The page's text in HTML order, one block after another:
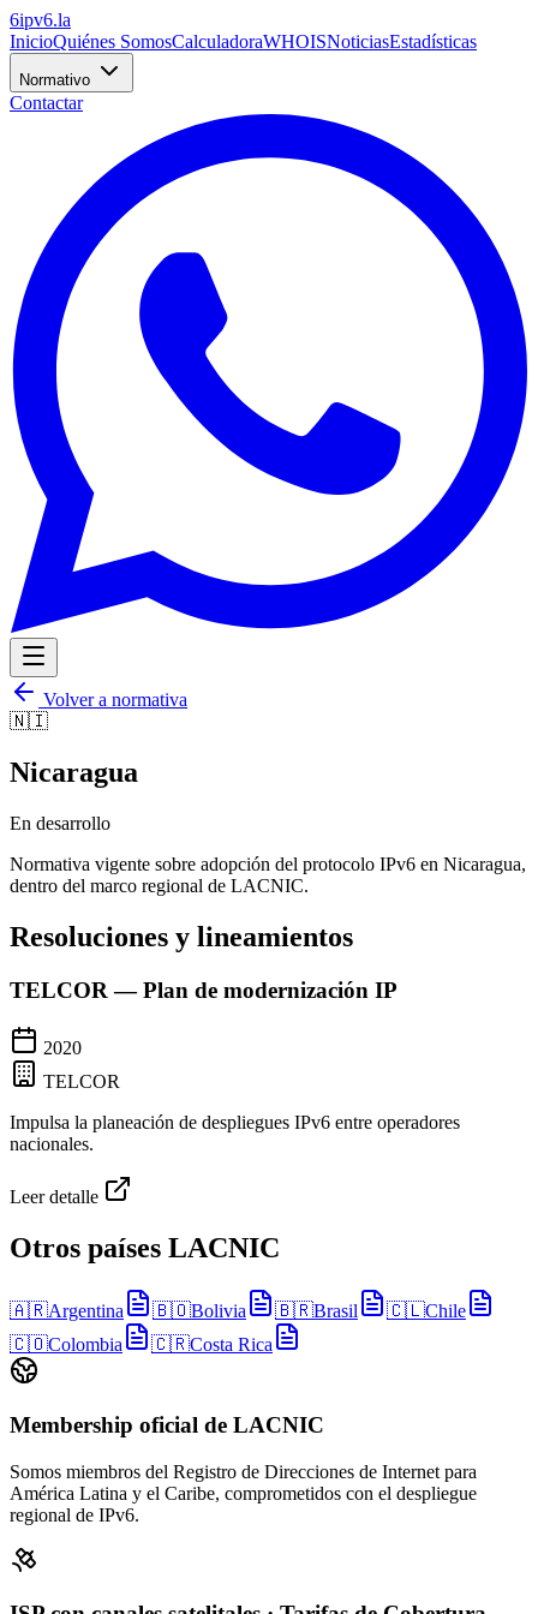
6ipv6.la
InicioQuiénes SomosCalculadoraWHOISNoticiasEstadísticas
Normativo
Contactar
Volver a normativa
🇳🇮
Nicaragua
En desarrollo
Normativa vigente sobre adopción del protocolo IPv6 en Nicaragua,
dentro del marco regional de LACNIC.
Resoluciones y lineamientos
TELCOR — Plan de modernización IP
2020
TELCOR
Impulsa la planeación de despliegues IPv6 entre operadores
nacionales.
Leer detalle
Otros países LACNIC
🇦🇷Argentina 🇧🇴Bolivia 🇧🇷Brasil 🇨🇱Chile
🇨🇴Colombia 🇨🇷Costa Rica
Membership oficial de LACNIC
Somos miembros del Registro de Direcciones de Internet para
América Latina y el Caribe, comprometidos con el despliegue
regional de IPv6.